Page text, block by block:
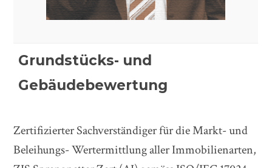
Grundstücks- und
Gebäudebewertung
Zertifizierter Sachverständiger für die Markt- und
Beleihungs- Wertermittlung aller Immobilienarten,